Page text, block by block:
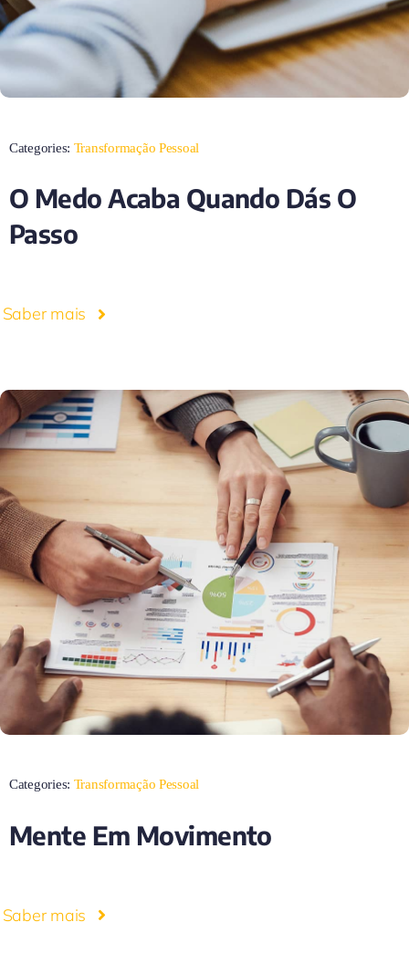
Categories: Transformação Pessoal
O Medo Acaba Quando Dás O
Passo
Saber mais
Categories: Transformação Pessoal
Mente Em Movimento
Saber mais